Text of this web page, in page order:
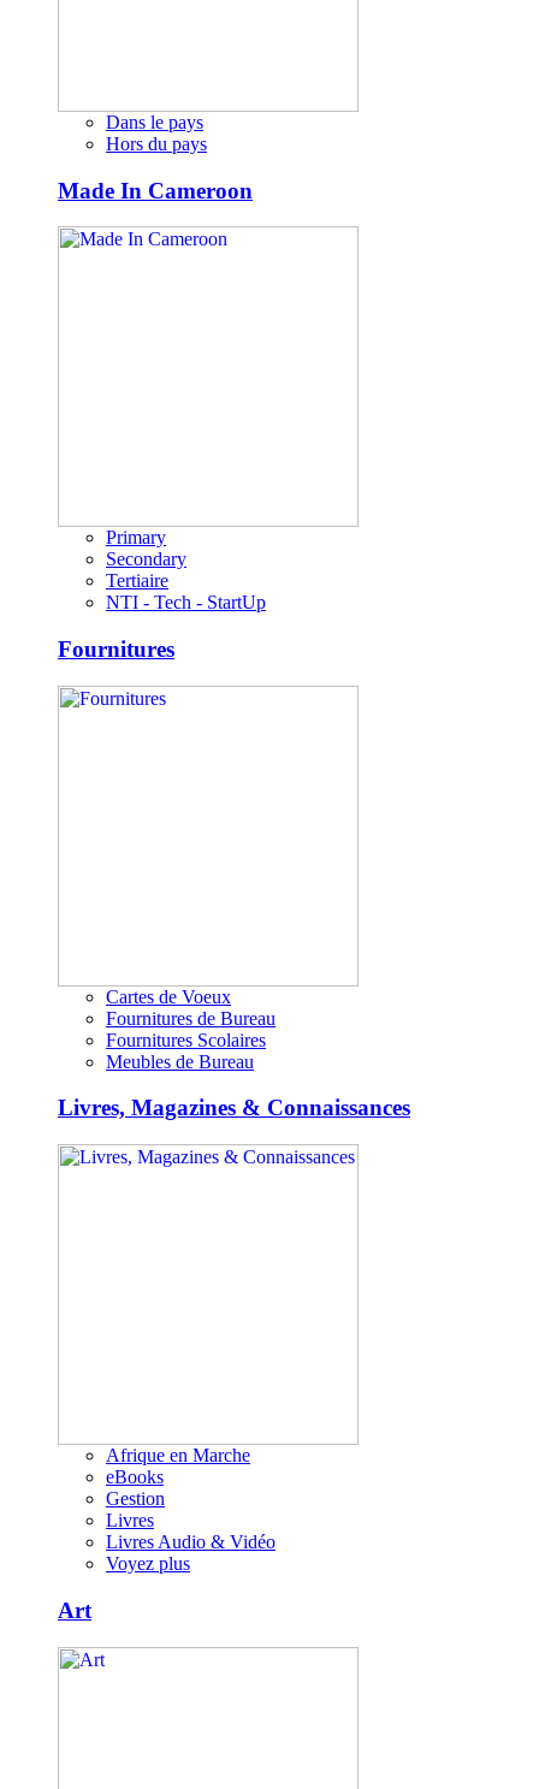
Dans le pays
Hors du pays
Made In Cameroon
Primary
Secondary
Tertiaire
NTI - Tech - StartUp
Fournitures
Cartes de Voeux
Fournitures de Bureau
Fournitures Scolaires
Meubles de Bureau
Livres, Magazines & Connaissances
Afrique en Marche
eBooks
Gestion
Livres
Livres Audio & Vidéo
Voyez plus
Art